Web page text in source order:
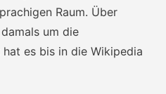
Raum. Über
um die
es bis in die Wikipedia